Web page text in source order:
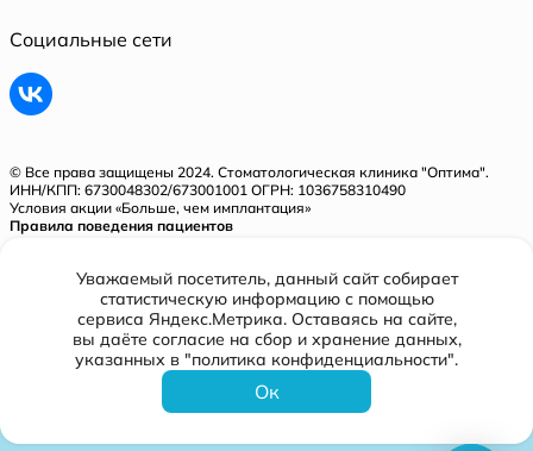
Социальные сети
© Все права защищены 2024. Стоматологическая клиника "Оптима".
ИНН/КПП: 6730048302/673001001 ОГРН: 1036758310490
Условия акции «Больше, чем имплантация»
Правила поведения пациентов
Лицензия № Л041-01128-67/00321843 от 31.05.2018 г.
Разработано
Уважаемый посетитель, данный сайт собирает
статистическую информацию с помощью
сервиса Яндекс.Метрика. Оставаясь на сайте,
вы даёте согласие на сбор и хранение данных,
указанных в "политика конфиденциальности".
Ок